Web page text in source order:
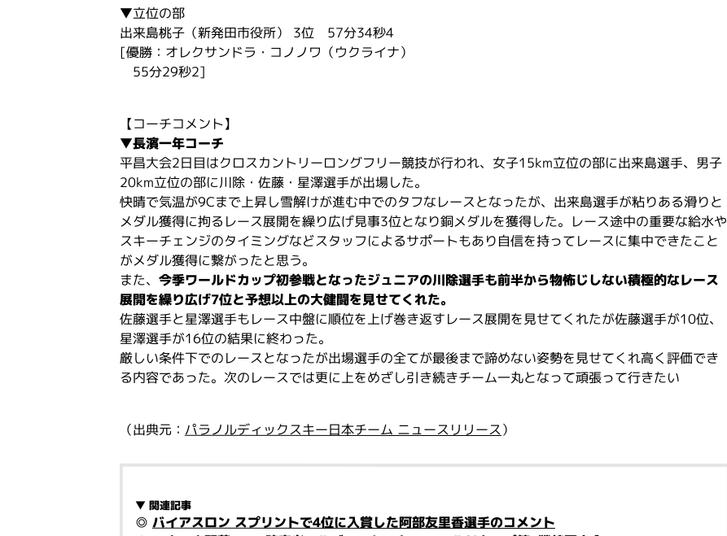
▼立位の部
出来島桃子（新発田市役所） 3位 57分34秒4
[優勝：オレクサンドラ・コノノワ（ウクライナ）
55分29秒2]
【コーチコメント】
▼長濱一年コーチ
平昌大会2日目はクロスカントリーロングフリー競技が行われ、女子15km立位の部に出来島選手、男子
20km立位の部に川除・佐藤・星澤選手が出場した。
快晴で気温が9Cまで上昇し雪解けが進む中でのタフなレースとなったが、出来島選手が粘りある滑りと
メダル獲得に拘るレース展開を繰り広げ見事3位となり銅メダルを獲得した。レース途中の重要な給水や
スキーチェンジのタイミングなどスタッフによるサポートもあり自信を持ってレースに集中できたこと
がメダル獲得に繋がったと思う。
また、 今季ワールドカップ初参戦となったジュニアの川除選手も前半から物怖じしない積極的なレース
展開を繰り広げ7位と予想以上の大健闘を見せてくれた。
佐藤選手と星澤選手もレース中盤に順位を上げ巻き返すレース展開を見せてくれたが佐藤選手が10位、
星澤選手が16位の結果に終わった。
厳しい条件下でのレースとなったが出場選手の全てが最後まで諦めない姿勢を見せてくれ高く評価でき
る内容であった。次のレースでは更に上をめざし引き続きチーム一丸となって頑張って行きたい
（出典元： パラノルディックスキー日本チーム ニュースリリース）
▼ 関連記事
◎ バイアスロン スプリントで4位に入賞した阿部友里香選手のコメント